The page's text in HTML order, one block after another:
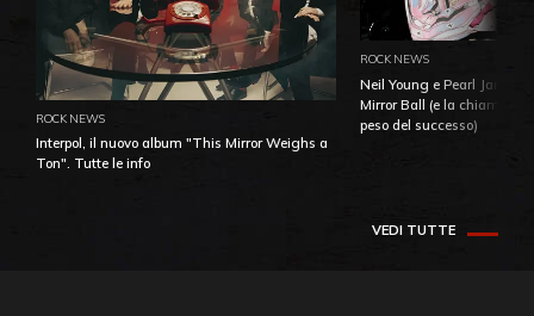
ROCK NEWS
Interpol, il nuovo album "This Mirror Weighs a
Ton". Tutte le info
ROCK NEWS
Neil Young e Pearl Jam: la
Mirror Ball (e la chiamata
peso del successo)
VEDI TUTTE